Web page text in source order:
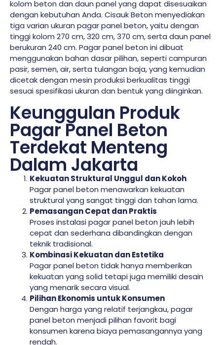
kolom beton dan daun panel yang dapat disesuaikan
dengan kebutuhan Anda. Cisauk Beton menyediakan
tiga varian ukuran pagar panel beton, yaitu dengan
tinggi kolom 270 cm, 320 cm, 370 cm, serta daun panel
berukuran 240 cm. Pagar panel beton ini dibuat
menggunakan bahan dasar pilihan, seperti campuran
pasir, semen, air, serta tulangan baja, yang kemudian
dicetak dengan mesin produksi berkualitas tinggi
sesuai spesifikasi ukuran dan bentuk yang diinginkan.
Keunggulan Produk
Pagar Panel Beton
Terdekat Menteng
Dalam Jakarta
Kekuatan Struktural Unggul dan Kokoh
Pagar panel beton menawarkan kekuatan
struktural yang sangat tinggi dan tahan lama.
Pemasangan Cepat dan Praktis
Proses instalasi pagar panel beton jauh lebih
cepat dan sederhana dibandingkan dengan
teknik tradisional.
Kombinasi Kekuatan dan Estetika
Pagar panel beton tidak hanya memberikan
kekuatan yang solid tetapi juga memiliki desain
yang menarik secara visual.
Pilihan Ekonomis untuk Konsumen
Dengan harga yang relatif terjangkau, pagar
panel beton menjadi pilihan favorit bagi
konsumen karena biaya pemasangannya yang
rendah.